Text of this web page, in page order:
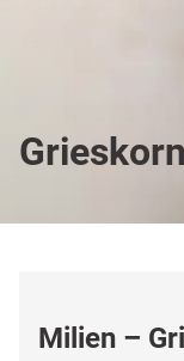
Grieskorn
Milien –